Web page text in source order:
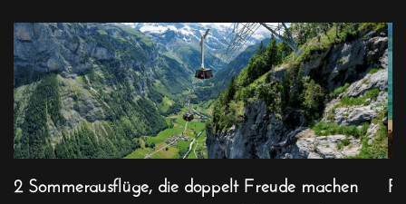
12 Sommerausflüge, die doppelt Freude machen